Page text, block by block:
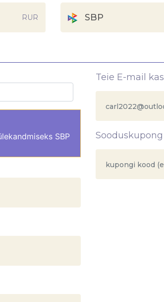
RUR SBP
SBP
Teie E-mail
Sooduskupong